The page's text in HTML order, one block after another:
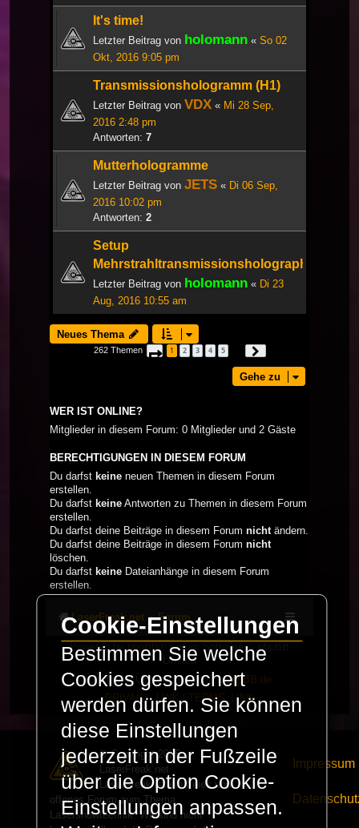
It's time!
Letzter Beitrag von holomann « So 02
Okt, 2016 9:05 pm
Transmissionshologramm (H1)
Letzter Beitrag von VDX « Mi 28 Sep,
2016 2:48 pm
Antworten: 7
Mutterhologramme
Letzter Beitrag von JETS « Di 06 Sep,
2016 10:02 pm
Antworten: 2
Setup
Mehrstrahltransmissionsholographie
Letzter Beitrag von holomann « Di 23
Aug, 2016 10:55 am
Neues Thema
262 Themen Seite 1von
1 2 3 4 5
Gehe zu
WER IST ONLINE?
Mitglieder in diesem Forum: 0 Mitglieder und 2 Gäste
BERECHTIGUNGEN IN DIESEM FORUM
Du darfst keine neuen Themen in diesem Forum
erstellen.
Du darfst keine Antworten zu Themen in diesem Forum
erstellen.
Du darfst deine Beiträge in diesem Forum nichtändern.
Du darfst deine Beiträge in diesem Forum nicht
löschen.
Du darfst keine Dateianhänge in diesem Forum
erstellen.
LaserFreak.net Forum
Powered by phpBB
® Forum Software © phpBB
Limited
Deutsche Übersetzung durchphpBB.de
PRIVACY_LINK| TERMS_LINK
© Copyright 2025 -
LaserFreak.net
LaserFreak ist ein freies und
offenes Forum zum Thema
Lasershowtechnik. Wir sind nicht
Impressum
Cookie-Einstellungen
Bestimmen Sie welche
Cookies gespeichert
werden dürfen. Sie können
diese Einstellungen
jederzeit in der Fußzeile
über die Option Cookie-
Einstellungen anpassen.